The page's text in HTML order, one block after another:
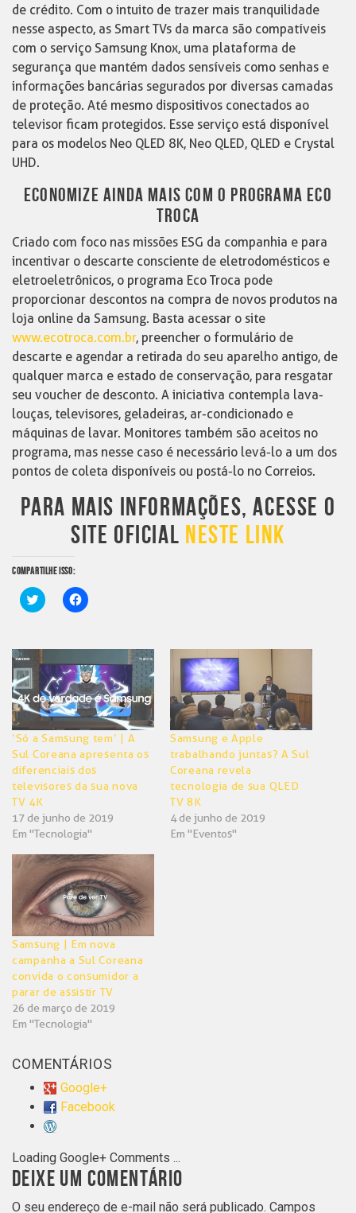
de crédito. Com o intuito de trazer mais tranquilidade
nesse aspecto, as Smart TVs da marca são compatíveis
com o serviço Samsung Knox, uma plataforma de
segurança que mantém dados sensíveis como senhas e
informações bancárias segurados por diversas camadas
de proteção. Até mesmo dispositivos conectados ao
televisor ficam protegidos. Esse serviço está disponível
para os modelos Neo QLED 8K, Neo QLED, QLED e Crystal
UHD.
ECONOMIZE AINDA MAIS COM O PROGRAMA ECO
TROCA
Criado com foco nas missões ESG da companhia e para
incentivar o descarte consciente de eletrodomésticos e
eletroeletrônicos, o programa Eco Troca pode
proporcionar descontos na compra de novos produtos na
loja online da Samsung. Basta acessar o site
www.ecotroca.com.br, preencher o formulário de
descarte e agendar a retirada do seu aparelho antigo, de
qualquer marca e estado de conservação, para resgatar
seu voucher de desconto. A iniciativa contempla lava-
louças, televisores, geladeiras, ar-condicionado e
máquinas de lavar. Monitores também são aceitos no
programa, mas nesse caso é necessário levá-lo a um dos
pontos de coleta disponíveis ou postá-lo no Correios.
PARA MAIS INFORMAÇÕES, ACESSE O
SITE OFICIAL NESTE LINK
COMPARTILHE ISSO:
Clique
para
em
nova
janela)
Clique
para
em
janela)
‘Só a Samsung tem’ | A
Sul Coreana apresenta os
diferenciais dos
televisores da sua nova
TV 4K
17 de junho de 2019
Em "Tecnologia"
Samsung e Apple
trabalhando juntas? A Sul
Coreana revela
tecnologia de sua QLED
TV 8K
4 de junho de 2019
Em "Eventos"
Samsung | Em nova
campanha a Sul Coreana
convida o consumidor a
parar de assistir TV
26 de março de 2019
Em "Tecnologia"
COMENTÁRIOS
Google+
Facebook
Loading Google+ Comments ...
DEIXE UM COMENTÁRIO
O seu endereço de e-mail não será publicado. Campos